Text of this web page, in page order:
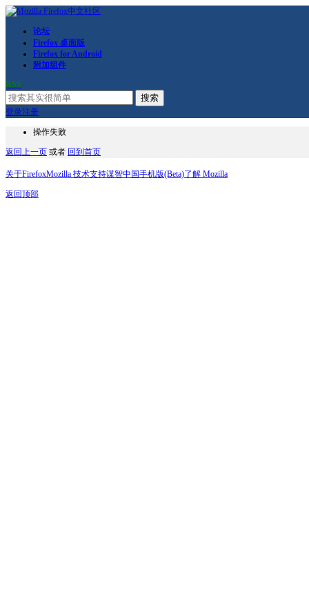
论坛
Firefox 桌面版
Firefox for Android
附加组件
RSS
搜索
登录注册
操作失败
返回上一页 或者 回到首页
关于FirefoxMozilla 技术支持谋智中国手机版(Beta)了解 Mozilla
返回顶部